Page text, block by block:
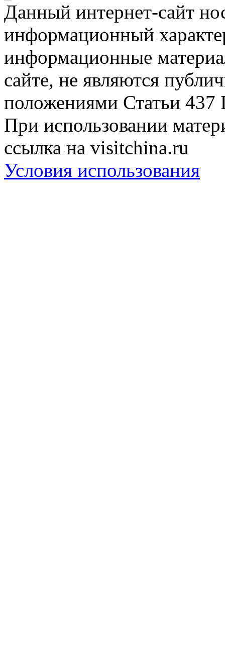
Данный интернет-сайт
информационный
информационные
сайте, не являются
положениями Статьи 437
При использовании
ссылка на visitchina.ru
Условия использования